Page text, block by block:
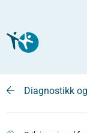
Diagnostikk